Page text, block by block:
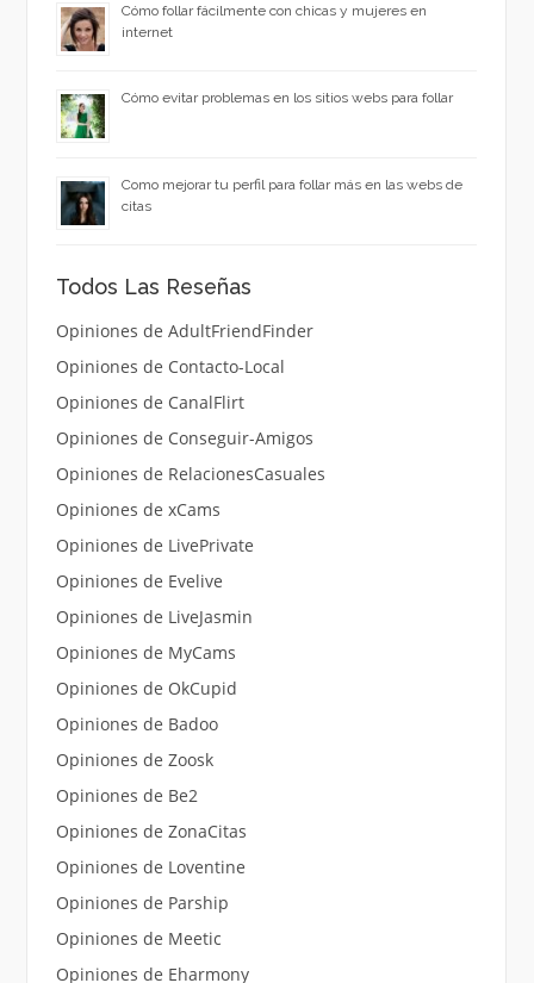
Cómo follar fácilmente con chicas y mujeres en
internet
Cómo evitar problemas en los sitios webs para follar
Como mejorar tu perfil para follar más en las webs de
citas
Todos Las Reseñas
Opiniones de AdultFriendFinder
Opiniones de Contacto-Local
Opiniones de CanalFlirt
Opiniones de Conseguir-Amigos
Opiniones de RelacionesCasuales
Opiniones de xCams
Opiniones de LivePrivate
Opiniones de Evelive
Opiniones de LiveJasmin
Opiniones de MyCams
Opiniones de OkCupid
Opiniones de Badoo
Opiniones de Zoosk
Opiniones de Be2
Opiniones de ZonaCitas
Opiniones de Loventine
Opiniones de Parship
Opiniones de Meetic
Opiniones de Eharmony